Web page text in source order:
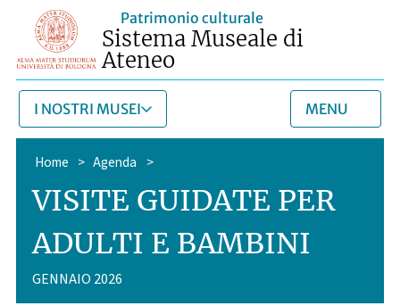
Patrimonio culturale
Sistema Museale di
Ateneo
MENU
I NOSTRI MUSEI
Home > Agenda >
VISITE GUIDATE PER
ADULTI E BAMBINI
GENNAIO 2026